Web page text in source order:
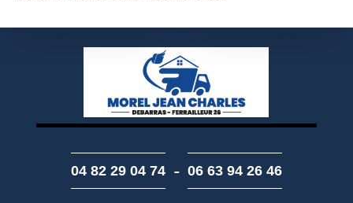
04 82 29 04 74 - 06 63 94 26 46